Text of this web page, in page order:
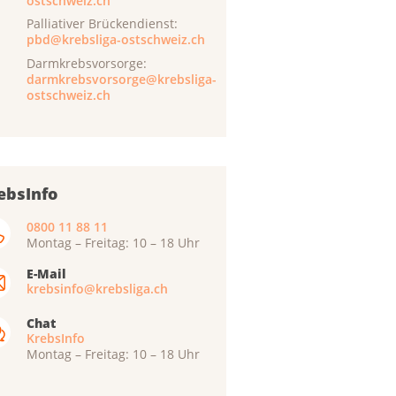
Palliativer Brückendienst:
pbd@krebsliga-ostschweiz.ch
Darmkrebsvorsorge:
darmkrebsvorsorge@krebsliga-
ostschweiz.ch
0800 11 88 11
Montag – Freitag: 10 – 18 Uhr
E-Mail
krebsinfo@krebsliga.ch
Chat
KrebsInfo
Montag – Freitag: 10 – 18 Uhr